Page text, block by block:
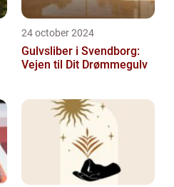
24 october 2024
Gulvsliber i Svendborg:
Vejen til Dit Drømmegulv